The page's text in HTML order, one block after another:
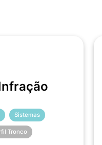
Sistemas
Tronco